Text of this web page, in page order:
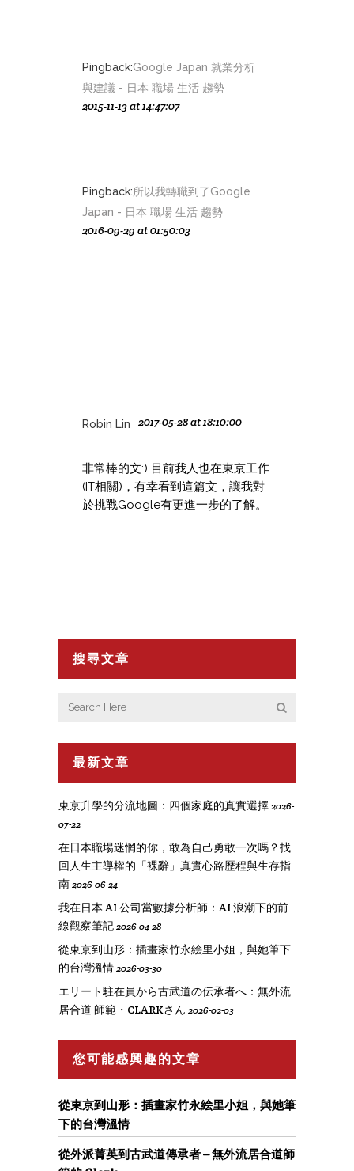
Pingback:Google Japan 就業分析
與建議 - 日本 職場 生活 趨勢
2015-11-13 at 14:47:07
Pingback:所以我轉職到了Google
Japan - 日本 職場 生活 趨勢
2016-09-29 at 01:50:03
Robin Lin 2017-05-28 at 18:10:00
非常棒的文:) 目前我人也在東京工作
(IT相關)，有幸看到這篇文，讓我對
於挑戰Google有更進一步的了解。
搜尋文章
最新文章
東京升學的分流地圖：四個家庭的真實選擇 2026-
07-22
在日本職場迷惘的你，敢為自己勇敢一次嗎？找
回人生主導權的「裸辭」真實心路歷程與生存指
南 2026-06-24
我在日本 AI 公司當數據分析師：AI 浪潮下的前
線觀察筆記 2026-04-28
從東京到山形：插畫家竹永絵里小姐，與她筆下
的台灣溫情 2026-03-30
エリート駐在員から古武道の伝承者へ：無外流
居合道 師範・CLARKさん 2026-02-03
您可能感興趣的文章
從東京到山形：插畫家竹永絵里小姐，與她筆
下的台灣溫情
從外派菁英到古武道傳承者 – 無外流居合道師